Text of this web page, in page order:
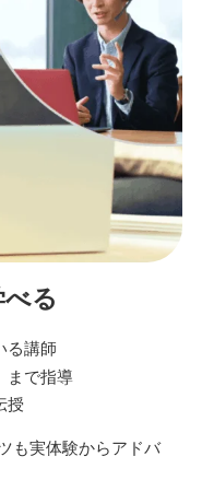
る
る講師
まで指導
授
も実体験からアドバ